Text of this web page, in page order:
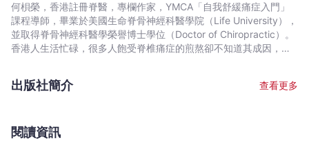
元
兇
-
榮
文
宇
何梖榮，香港註冊脊醫，專欄作家，YMCA「自我舒緩痛症入門」
課程導師，畢業於美國生命脊骨神經科醫學院（Life University），
並取得脊骨神經科醫學榮譽博士學位（Doctor of Chiropractic）。
香港人生活忙碌，很多人飽受脊椎痛症的煎熬卻不知道其成因，無
出版社簡介 查看更多
閱讀資訊